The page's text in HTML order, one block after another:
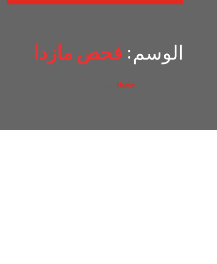
الوسم: فحص مازدا
Home